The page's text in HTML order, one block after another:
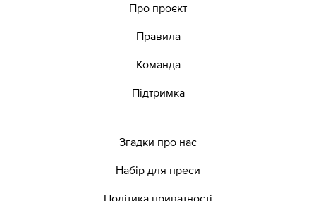
Про проєкт
Правила
Команда
Підтримка
Згадки про нас
Набір для преси
Політика приватності